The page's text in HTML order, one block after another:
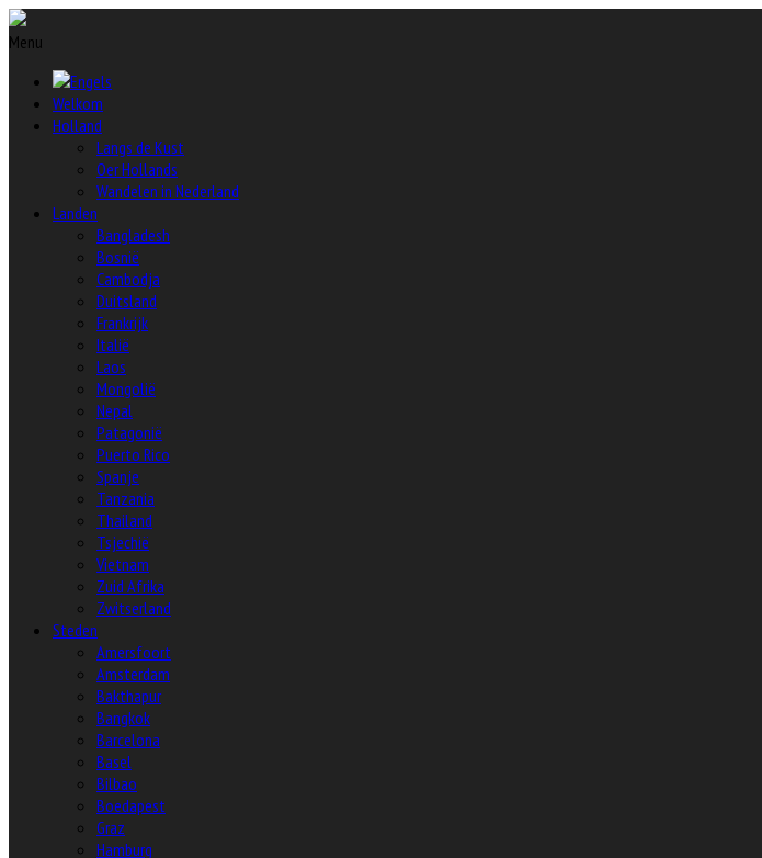
Menu
Welkom
Holland
Langs de Kust
Oer Hollands
Wandelen in Nederland
Landen
Bangladesh
Bosnië
Cambodja
Duitsland
Frankrijk
Italië
Laos
Mongolië
Nepal
Patagonië
Puerto Rico
Spanje
Tanzania
Thailand
Tsjechië
Vietnam
Zuid Afrika
Zwitserland
Steden
Amersfoort
Amsterdam
Bakthapur
Bangkok
Barcelona
Basel
Bilbao
Boedapest
Graz
Hamburg